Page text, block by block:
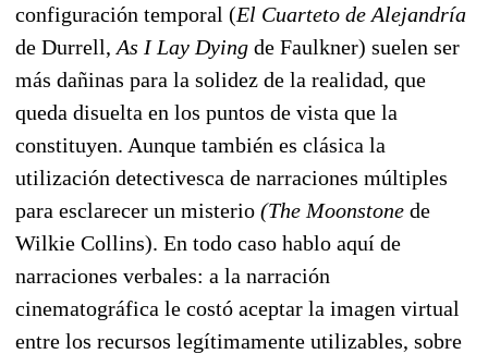
configuración temporal (El Cuarteto de Alejandría
de Durrell, As I Lay Dying de Faulkner) suelen ser
más dañinas para la solidez de la realidad, que
queda disuelta en los puntos de vista que la
constituyen. Aunque también es clásica la
utilización detectivesca de narraciones múltiples
para esclarecer un misterio (The Moonstone de
Wilkie Collins). En todo caso hablo aquí de
narraciones verbales: a la narración
cinematográfica le costó aceptar la imagen virtual
entre los recursos legítimamente utilizables, sobre